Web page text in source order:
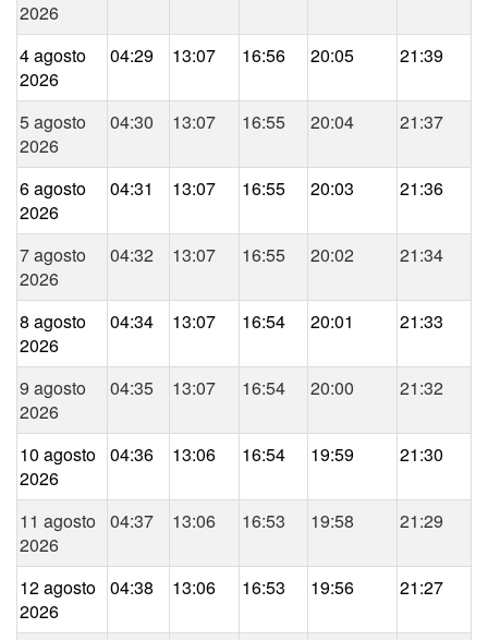
2026
4 agosto
2026
04:29 13:07 16:56 20:05 21:39
5 agosto
2026
04:30 13:07 16:55 20:04 21:37
6 agosto
2026
04:31 13:07 16:55 20:03 21:36
7 agosto
2026
04:32 13:07 16:55 20:02 21:34
8 agosto
2026
04:34 13:07 16:54 20:01 21:33
9 agosto
2026
04:35 13:07 16:54 20:00 21:32
10 agosto
2026
04:36 13:06 16:54 19:59 21:30
11 agosto
2026
04:37 13:06 16:53 19:58 21:29
12 agosto
2026
04:38 13:06 16:53 19:56 21:27